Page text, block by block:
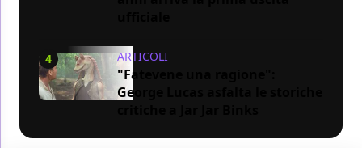
4 ARTICOLI
"Fatevene una ragione":
George Lucas asfalta le storiche